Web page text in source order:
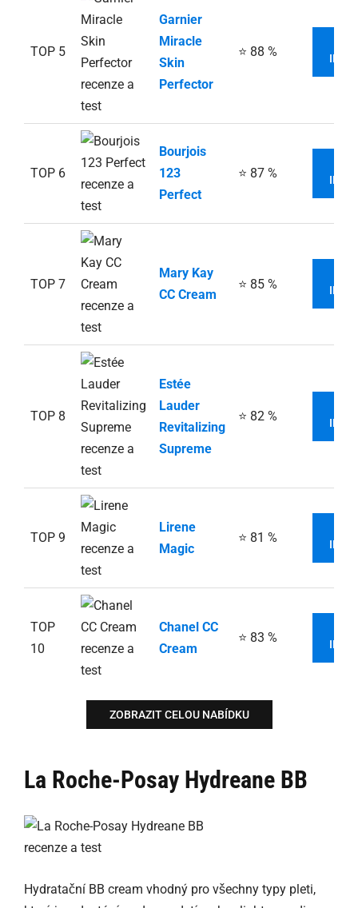
TOP 5
Garnier
Miracle
Skin
Perfector
⭐ 88 %
TOP 6
Bourjois
123
Perfect
⭐ 87 %
TOP 7
Mary Kay
CC Cream
⭐ 85 %
TOP 8
Estée
Lauder
Revitalizing
Supreme
⭐ 82 %
TOP 9
Lirene
Magic
⭐ 81 %
TOP
10
Chanel CC
Cream
⭐ 83 %
ZOBRAZIT CELOU NABÍDKU
La Roche-Posay Hydreane BB
Hydratační BB cream vhodný pro všechny typy pleti,